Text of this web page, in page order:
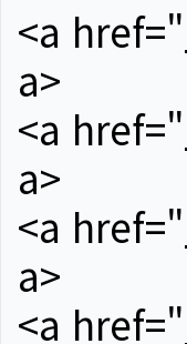
<a href="
a>
<a href="
a>
<a href="
a>
<a href="